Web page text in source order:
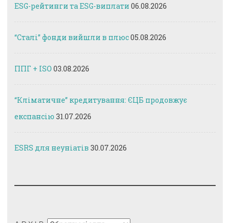
ESG-рейтинги та ESG-виплати 06.08.2026
“Сталі” фонди вийшли в плюс05.08.2026
ППГ + ISO 03.08.2026
“Кліматичне” кредитування: ЄЦБ продовжує
експансію 31.07.2026
ESRS для неуніатів 30.07.2026